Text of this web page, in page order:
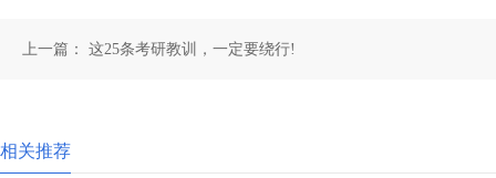
上一篇： 这25条考研教训，一定要绕行!
相关推荐